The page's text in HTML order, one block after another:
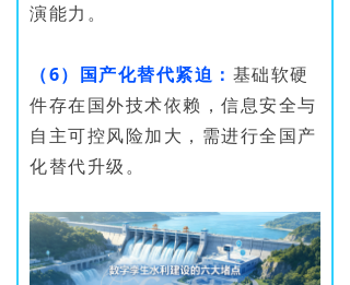
演能力。
（6）国产化替代紧迫： 基础软硬
件存在国外技术依赖，信息安全与
自主可控风险加大，需进行全国产
化替代升级。